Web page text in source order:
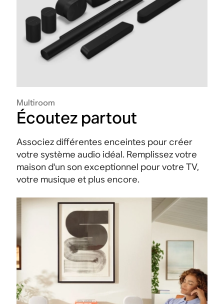
Multiroom
Écoutez partout
Associez différentes enceintes pour créer
votre système audio idéal. Remplissez votre
maison d'un son exceptionnel pour votre TV,
votre musique et plus encore.